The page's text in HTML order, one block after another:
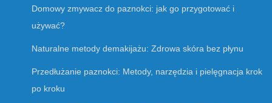
Domowy zmywacz do paznokci: jak go przygotować i
używać?
Naturalne metody demakijażu: Zdrowa skóra bez płynu
Przedłużanie paznokci: Metody, narzędzia i pielęgnacja krok
po kroku